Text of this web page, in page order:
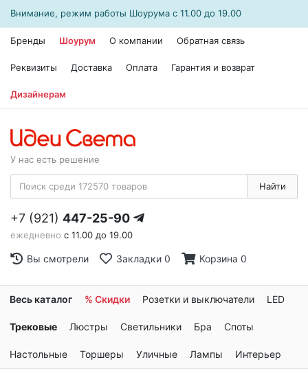
Внимание, режим работы Шоурума с 11.00 до 19.00
Бренды Шоурум О компании Обратная связь
Реквизиты Доставка Оплата Гарантия и возврат
Дизайнерам
У нас есть решение
Найти
+7 (921) 447-25-90
ежедневно с 11.00 до 19.00
Вы смотрели Закладки 0 Корзина 0
Весь каталог % Скидки Розетки и выключатели LED
Трековые Люстры Светильники Бра Споты
Настольные Торшеры Уличные Лампы Интерьер